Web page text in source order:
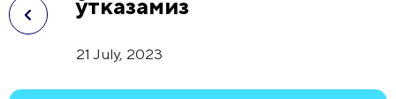
ўтказамиз
21 July, 2023